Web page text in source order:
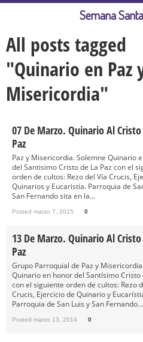
All posts tagged
"Quinario en Paz
Misericordia"
07 De Marzo. Quinario Al Cristo
Paz
Paz y Misericordia. Solemne Quinario
del Santisimo Cristo de La Paz con el
orden de cultos: Rezo del Vía Crucis,
Quinarios y Eucaristía. Parroquia de
San Fernando sita en la...
Posted marzo 7, 2015 0
13 De Marzo. Quinario Al Cristo
Paz
Grupo Parroquial de Paz y
Quinario en honor del Santísimo Cristo
con el siguiente orden de cultos: Rezo
Crucis, Ejercicio de Quinario y
Parroquia de San Luis y San Fernando...
Posted marzo 13, 2014 0
Semana